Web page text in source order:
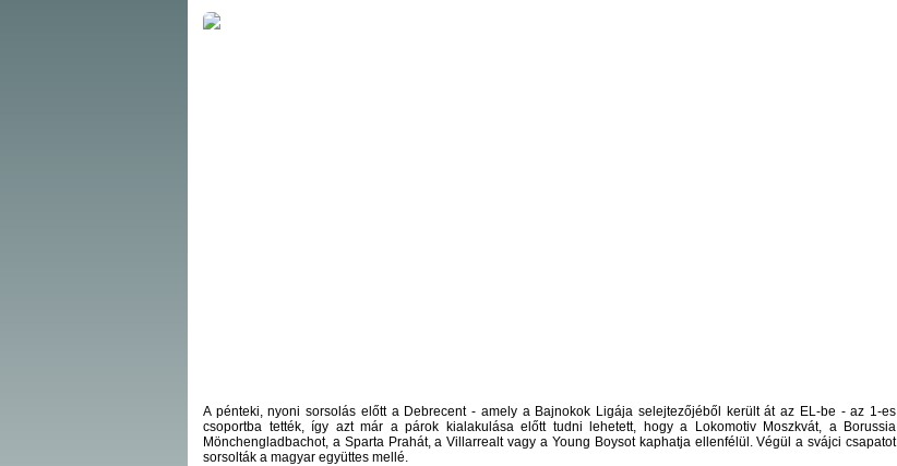
A pénteki, nyoni sorsolás előtt a Debrecent - amely a Bajnokok Ligája selejtezőjéből került át az EL-be - az 1-es
csoportba tették, így azt már a párok kialakulása előtt tudni lehetett, hogy a Lokomotiv Moszkvát, a Borussia
Mönchengladbachot, a Sparta Prahát, a Villarrealt vagy a Young Boysot kaphatja ellenfélül. Végül a svájci csapatot
sorsolták a magyar együttes mellé.